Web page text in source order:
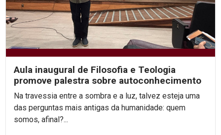
Aula inaugural de Filosofia e Teologia
promove palestra sobre autoconhecimento
Na travessia entre a sombra e a luz, talvez esteja uma
das perguntas mais antigas da humanidade: quem
somos, afinal?...